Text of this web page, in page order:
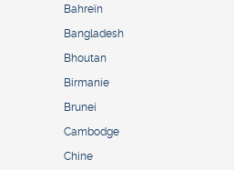
Bahreïn
Bangladesh
Bhoutan
Birmanie
Brunei
Cambodge
Chine